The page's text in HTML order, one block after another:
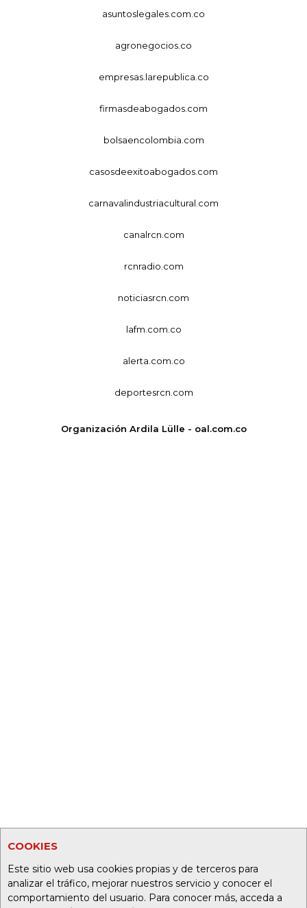
COOKIES
Este sitio web usa cookies propias y de terceros para
analizar el tráfico, mejorar nuestros servicio y conocer el
comportamiento del usuario. Para conocer más, acceda a
asuntoslegales.com.co
agronegocios.co
empresas.larepublica.co
firmasdeabogados.com
bolsaencolombia.com
casosdeexitoabogados.com
carnavalindustriacultural.com
canalrcn.com
rcnradio.com
noticiasrcn.com
lafm.com.co
alerta.com.co
deportesrcn.com
Organización Ardila Lülle - oal.com.co